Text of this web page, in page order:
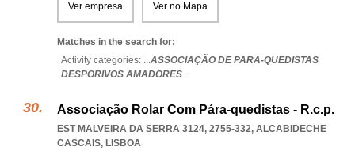
Ver empresa Ver no Mapa
Matches in the search for:
Activity categories: ...ASSOCIAÇÃO DE PARA-QUEDISTAS
DESPORIVOS AMADORES...
Associação Rolar Com Pára-quedistas - R.c.p.
EST MALVEIRA DA SERRA 3124, 2755-332, ALCABIDECHE
CASCAIS, LISBOA